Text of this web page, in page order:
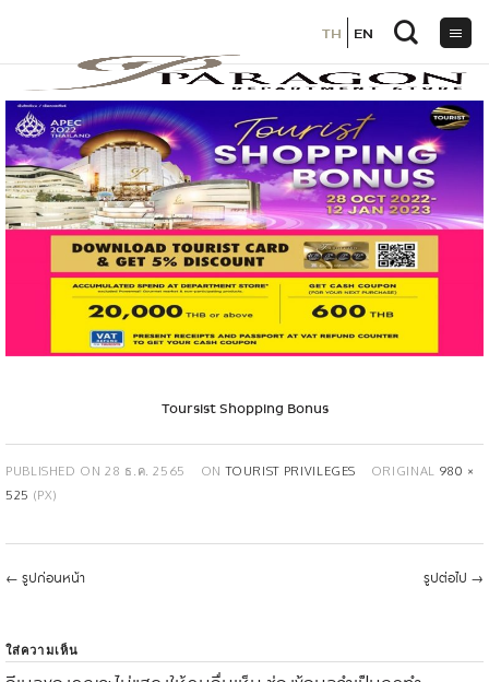
เนื้อหา
Toursist Shopping Bonus
PUBLISHED ON28 ธ.ค. 2565 ONTOURIST PRIVILEGES ORIGINAL 980 ×
525 (PX)
← รูปก่อนหน้า รูปต่อไป →
ใส่ความเห็น
TH EN
TH EN